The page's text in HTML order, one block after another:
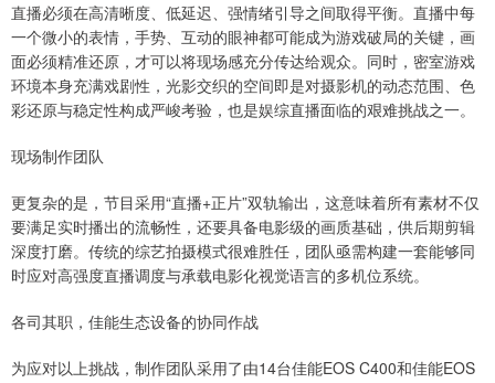
直播必须在高清晰度、低延迟、强情绪引导之间取得平衡。直播中每
一个微小的表情，手势、互动的眼神都可能成为游戏破局的关键，画
面必须精准还原，才可以将现场感充分传达给观众。同时，密室游戏
环境本身充满戏剧性，光影交织的空间即是对摄影机的动态范围、色
彩还原与稳定性构成严峻考验，也是娱综直播面临的艰难挑战之一。
现场制作团队
更复杂的是，节目采用“直播+正片”双轨输出，这意味着所有素材不仅
要满足实时播出的流畅性，还要具备电影级的画质基础，供后期剪辑
深度打磨。传统的综艺拍摄模式很难胜任，团队亟需构建一套能够同
时应对高强度直播调度与承载电影化视觉语言的多机位系统。
各司其职，佳能生态设备的协同作战
为应对以上挑战，制作团队采用了由14台佳能EOS C400和佳能EOS